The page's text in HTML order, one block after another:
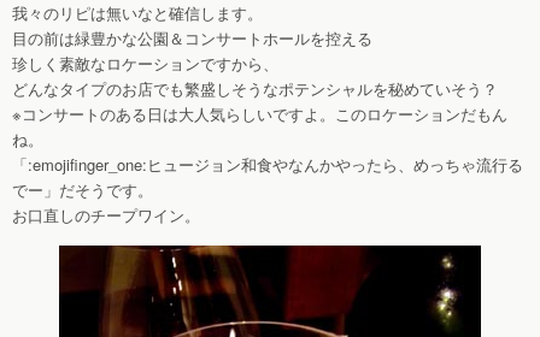
我々のリピは無いなと確信します。
目の前は緑豊かな公園＆コンサートホールを控える
珍しく素敵なロケーションですから、
どんなタイプのお店でも繁盛しそうなポテンシャルを秘めていそう？
※コンサートのある日は大人気らしいですよ。このロケーションだもん
ね。
「:emojifinger_one:ヒュージョン和食やなんかやったら、めっちゃ流行る
でー」だそうです。
お口直しのチープワイン。